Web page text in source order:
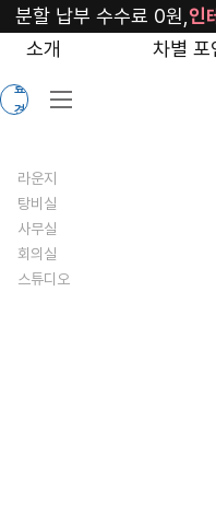
blog/fastfive-
sinsa-
2020
료
견
소개 차별 포
분할 납부 수수료 0원, 인
라운지
탕비실
사무실
회의실
스튜디오